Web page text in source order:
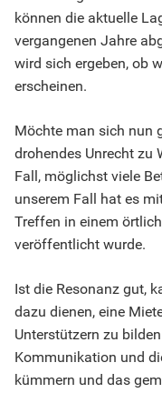
können die aktuelle
vergangenen Jahre
wird sich ergeben, ob
erscheinen.
Möchte man sich nun
drohendes Unrecht zu
Fall, möglichst viele
unserem Fall hat es
Treffen in einem
veröffentlicht wurde.
Ist die Resonanz gut,
dazu dienen, eine
Unterstützern zu
Kommunikation und
kümmern und das